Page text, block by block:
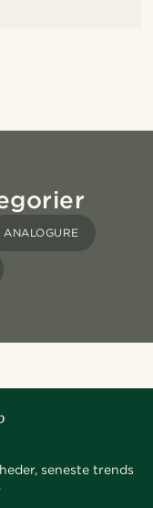
ANALOGURE
seneste trends